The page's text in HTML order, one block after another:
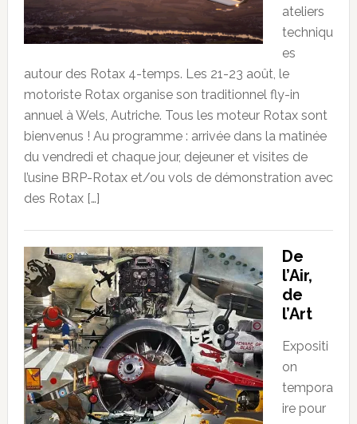
ateliers
techniqu
es
autour des Rotax 4-temps. Les 21-23 août, le
motoriste Rotax organise son traditionnel fly-in
annuel à Wels, Autriche. Tous les moteur Rotax sont
bienvenus ! Au programme : arrivée dans la matinée
du vendredi et chaque jour, dejeuner et visites de
l’usine BRP-Rotax et/ou vols de démonstration avec
des Rotax […]
De
l’Air,
de
l’Art
Expositi
on
tempora
ire pour